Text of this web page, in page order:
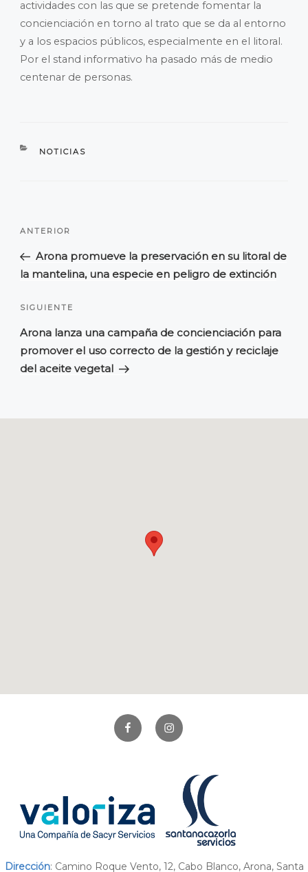
actividades con las que se pretende fomentar la
concienciación en torno al trato que se da al entorno
y a los espacios públicos, especialmente en el litoral.
Por el stand informativo ha pasado más de medio
centenar de personas.
CATEGORÍAS
NOTICIAS
ENTRADAS
Entrada
ANTERIOR
Arona promueve la preservación en su litoral de
la mantelina, una especie en peligro de extinción
Siguiente
SIGUIENTE
Arona lanza una campaña de concienciación para
promover el uso correcto de la gestión y reciclaje
del aceite vegetal
FacebookInstagram
Dirección: Camino Roque Vento, 12, Cabo Blanco, Arona, Santa